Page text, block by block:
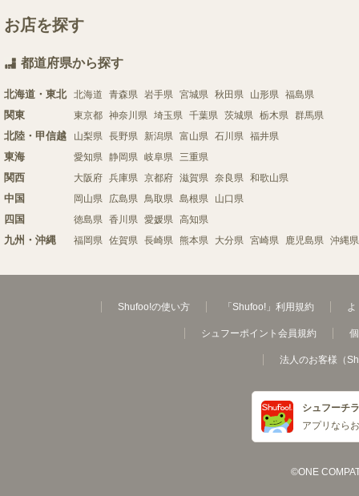
お店を探す
都道府県から探す
北海道・東北 北海道 青森県 岩手県 宮城県 秋田県 山形県 福島県
関東 東京都 神奈川県 埼玉県 千葉県 茨城県 栃木県 群馬県
北陸・甲信越 山梨県 長野県 新潟県 富山県 石川県 福井県
東海 愛知県 静岡県 岐阜県 三重県
関西 大阪府 兵庫県 京都府 滋賀県 奈良県 和歌山県
中国 岡山県 広島県 鳥取県 島根県 山口県
四国 徳島県 香川県 愛媛県 高知県
九州・沖縄 福岡県 佐賀県 長崎県 熊本県 大分県 宮崎県 鹿児島県 沖縄県
Shufoo!の使い方 「Shufoo!」利用規約 よ
シュフーポイント会員規約
法人のお客様（
シュフーチ
アプリなら
©ONE